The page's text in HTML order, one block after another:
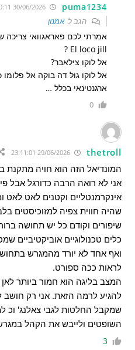
puma1234
30/06/2026 2:50:11
הגב לאמנון
אמרתי לכם פאראגוואי
El loco jill ?
אל לוקו צילאבר?
אל לוקו גול דה בוקה אל
ארגנטינאי בכלל …
0
thetroll
29/06/2026 23:11:01
המונדיאל הזה הוא חויה מתקנת
אני לא רואה הרבה כדורגל אבל
שהיה חווית צפיה למזוכיסטים
שיפורים וקודם כל יש תחושה
כלים טכנולוגיים אוביקטיביים
ואף אחד לא יורד מהמגרש
לראות ככה ספורט.
המצב בליגה הוא חמור ביותר
להגיע לרמה הזאת. אני רק חושב
שמקבל החלטות לגבי צאלנג' וכ
השופטים ולייבש את הקהל
3